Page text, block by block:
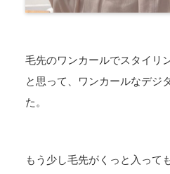
毛先のワンカールでスタイリ
と思って、ワンカールなデジ
た。
もう少し毛先がくっと入って